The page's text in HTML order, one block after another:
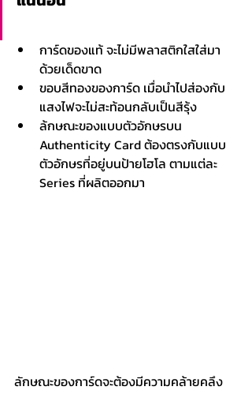
การ์ดของแท้ จะไม่มีพลาสติกใสใส่มา
ด้วยเด็ดขาด
ขอบสีทองของการ์ด เมื่อนำไปส่องกับ
แสงไฟจะไม่สะท้อนกลับเป็นสีรุ้ง
ล้กษณะของแบบตัวอักษรบน
Authenticity Card ต้องตรงกับแบบ
ตัวอักษรที่อยู่บนป้ายโฮโล ตามแต่ละ
Series ที่ผลิตออกมา
ลักษณะของการ์ดจะต้องมีความคล้ายคลึง